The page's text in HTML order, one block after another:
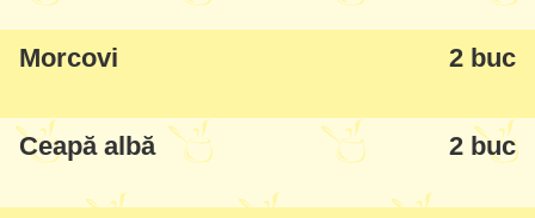
Important să alegeți carnea bine, am făcut
repede), la nevoie mai fac și cu carne de
porc, deci vă adaptați.
Morcovi 2 buc
Ceapă albă 2 buc